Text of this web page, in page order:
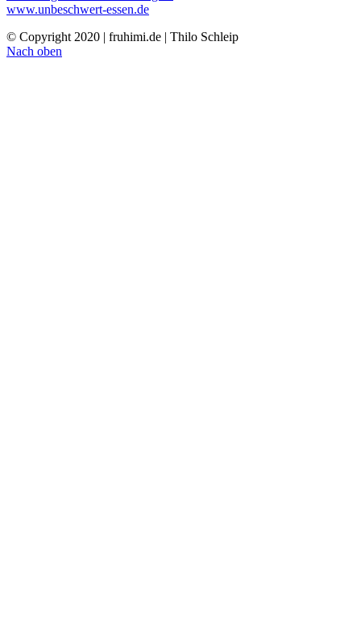
www.unbeschwert-essen.de
© Copyright 2020 | fruhimi.de | Thilo Schleip
Nach oben